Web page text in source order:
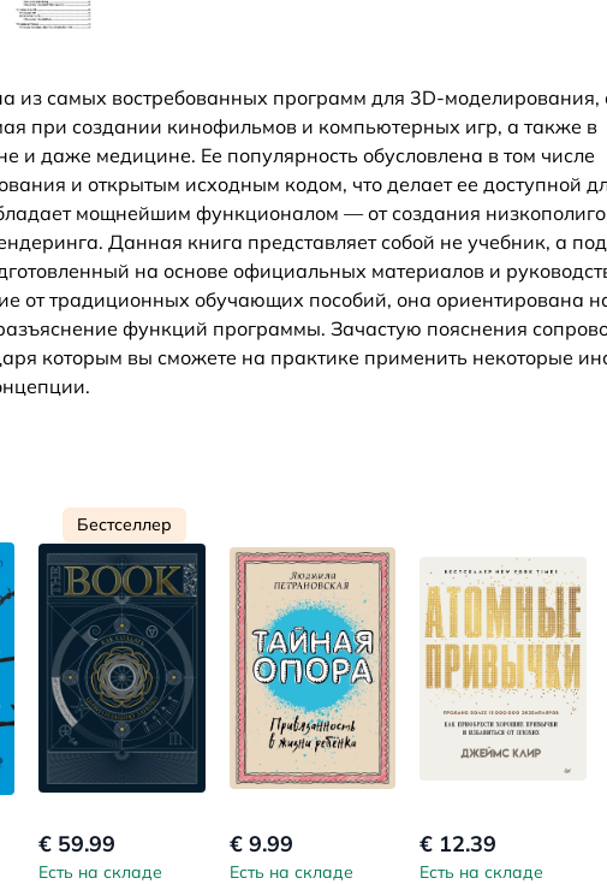
из самых востребованных программ для 3D-
при создании кинофильмов и компьютерных игр, а также в
и даже медицине. Ее популярность обусловлена в том числе
и открытым исходным кодом, что делает ее доступной
мощнейшим функционалом — от создания
Данная книга представляет собой не учебник, а
на основе официальных материалов и
от традиционных обучающих пособий, она ориентирована
функций программы. Зачастую пояснения
которым вы сможете на практике применить некоторые
Бестселлер
€ 59.99
Есть на складе
€ 9.99
Есть на складе
€ 12.39
Есть на складе